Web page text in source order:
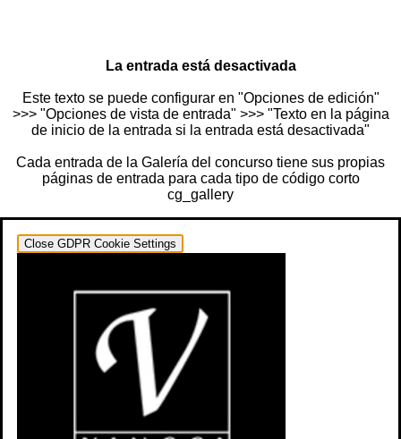
La entrada está desactivada
Este texto se puede configurar en "Opciones de edición"
>>> "Opciones de vista de entrada" >>> "Texto en la página
de inicio de la entrada si la entrada está desactivada"
Cada entrada de la Galería del concurso tiene sus propias
páginas de entrada para cada tipo de código corto
cg_gallery
Close GDPR Cookie Settings